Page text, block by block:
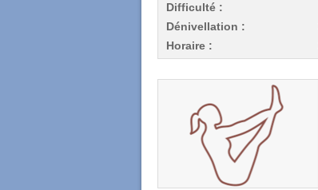
Difficulté :
Dénivellation :
Horaire :